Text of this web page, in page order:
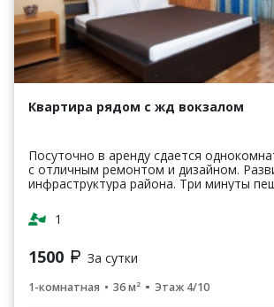
Квартира рядом с жд вокзалом
Посуточно в аренду сдается
с отличным ремонтом и дизайном.
инфраструктура района. Три минуты
Оборудованная де...
1
1500 За сутки
1-комнатная 36 м² Этаж 4/10